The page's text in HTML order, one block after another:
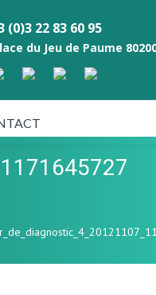
(0)3 22 83 60 95
du Jeu de Paume